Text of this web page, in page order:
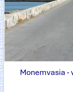
Monemvasia -